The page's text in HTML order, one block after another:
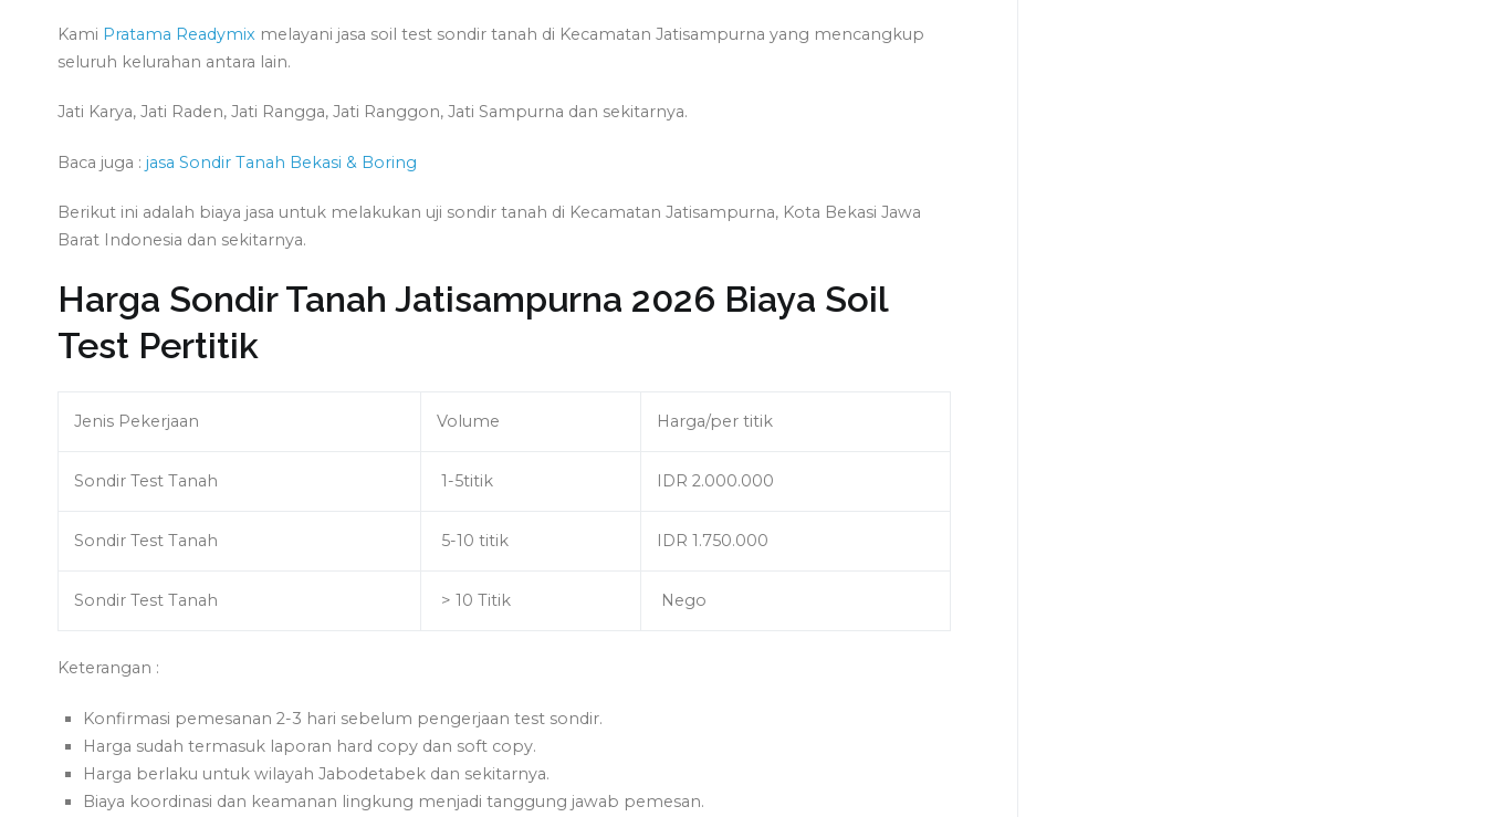
Kami Pratama Readymix melayani jasa soil test sondir tanah di Kecamatan Jatisampurna yang mencangkup
seluruh kelurahan antara lain.
Jati Karya, Jati Raden, Jati Rangga, Jati Ranggon, Jati Sampurna dan sekitarnya.
Baca juga : jasa Sondir Tanah Bekasi & Boring
Berikut ini adalah biaya jasa untuk melakukan uji sondir tanah di Kecamatan Jatisampurna, Kota Bekasi Jawa
Barat Indonesia dan sekitarnya.
Harga Sondir Tanah Jatisampurna 2026 Biaya Soil
Test Pertitik
Jenis Pekerjaan Volume Harga/per titik
Sondir Test Tanah 1-5titik IDR 2.000.000
Sondir Test Tanah 5-10 titik IDR 1.750.000
Sondir Test Tanah > 10 Titik Nego
Keterangan :
Konfirmasi pemesanan 2-3 hari sebelum pengerjaan test sondir.
Harga sudah termasuk laporan hard copy dan soft copy.
Harga berlaku untuk wilayah Jabodetabek dan sekitarnya.
Biaya koordinasi dan keamanan lingkung menjadi tanggung jawab pemesan.